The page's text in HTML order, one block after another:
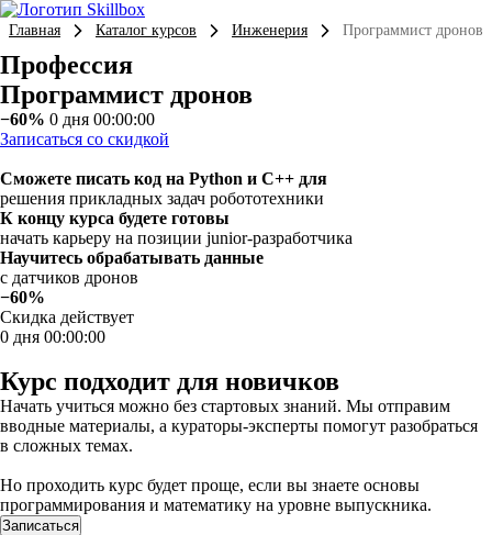
Главная Каталог курсов Инженерия Программист дронов
Профессия
Программист дронов
−60% 0 дня 00:00:00
Записаться со скидкой
Сможете писать код на Python и С++ для
решения прикладных задач робототехники
К концу курса будете готовы
начать карьеру на позиции junior-разработчика
Научитесь обрабатывать данные
с датчиков дронов
−60%
Скидка действует
0 дня 00:00:00
Курс подходит для новичков
Начать учиться можно без стартовых знаний. Мы отправим
вводные материалы, а кураторы-эксперты помогут разобраться
в сложных темах.
Но проходить курс будет проще, если вы знаете основы
программирования и математику на уровне выпускника.
Записаться